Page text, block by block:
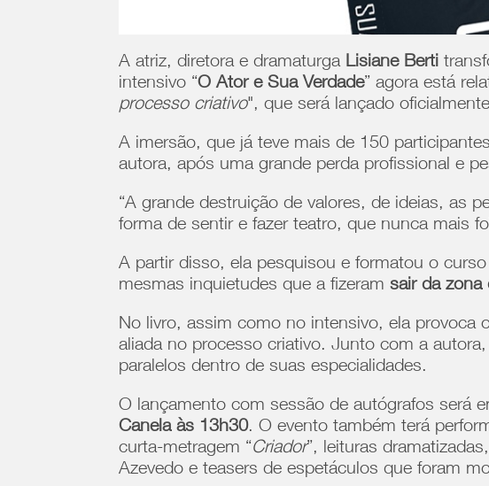
A atriz, diretora e dramaturga Lisiane Berti
intensivo “O Ator e Sua Verdade” agora está
processo criativo", que será lançado
A imersão, que já teve mais de 150
autora, após uma grande perda profissional e
“A grande destruição de valores, de ideias, as
forma de sentir e fazer teatro, que nunca mais
A partir disso, ela pesquisou e formatou o
mesmas inquietudes que a fizeram sair da zona
No livro, assim como no intensivo, ela
aliada no processo criativo. Junto com a
paralelos dentro de suas especialidades.
O lançamento com sessão de autógrafos será
Canela às 13h30. O evento também terá
curta-metragem “Criador”, leituras
Azevedo e teasers de espetáculos que foram